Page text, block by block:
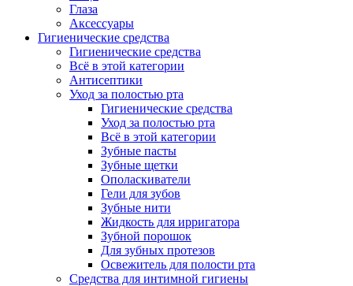
Глаза
Аксессуары
Гигиенические средства
Гигиенические средства
Всё в этой категории
Антисептики
Уход за полостью рта
Гигиенические средства
Уход за полостью рта
Всё в этой категории
Зубные пасты
Зубные щетки
Ополаскиватели
Гели для зубов
Зубные нити
Жидкость для ирригатора
Зубной порошок
Для зубных протезов
Освежитель для полости рта
Средства для интимной гигиены